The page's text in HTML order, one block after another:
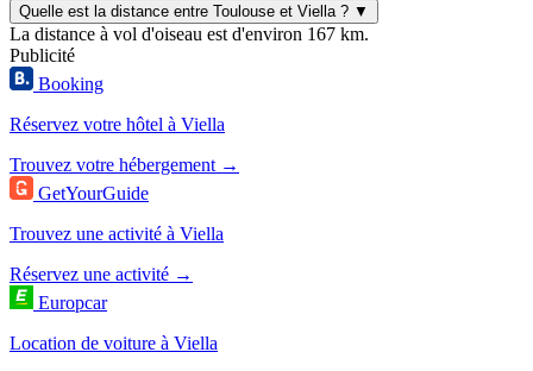
Quelle est la distance entre Toulouse et Viella ? ▼
La distance à vol d'oiseau est d'environ 167 km.
Publicité
Booking
Réservez votre hôtel à Viella
Trouvez votre hébergement →
GetYourGuide
Trouvez une activité à Viella
Réservez une activité →
Europcar
Location de voiture à Viella